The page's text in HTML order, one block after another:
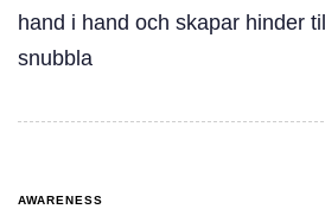
hand i hand och skapar hinder
snubbla
AWARENESS